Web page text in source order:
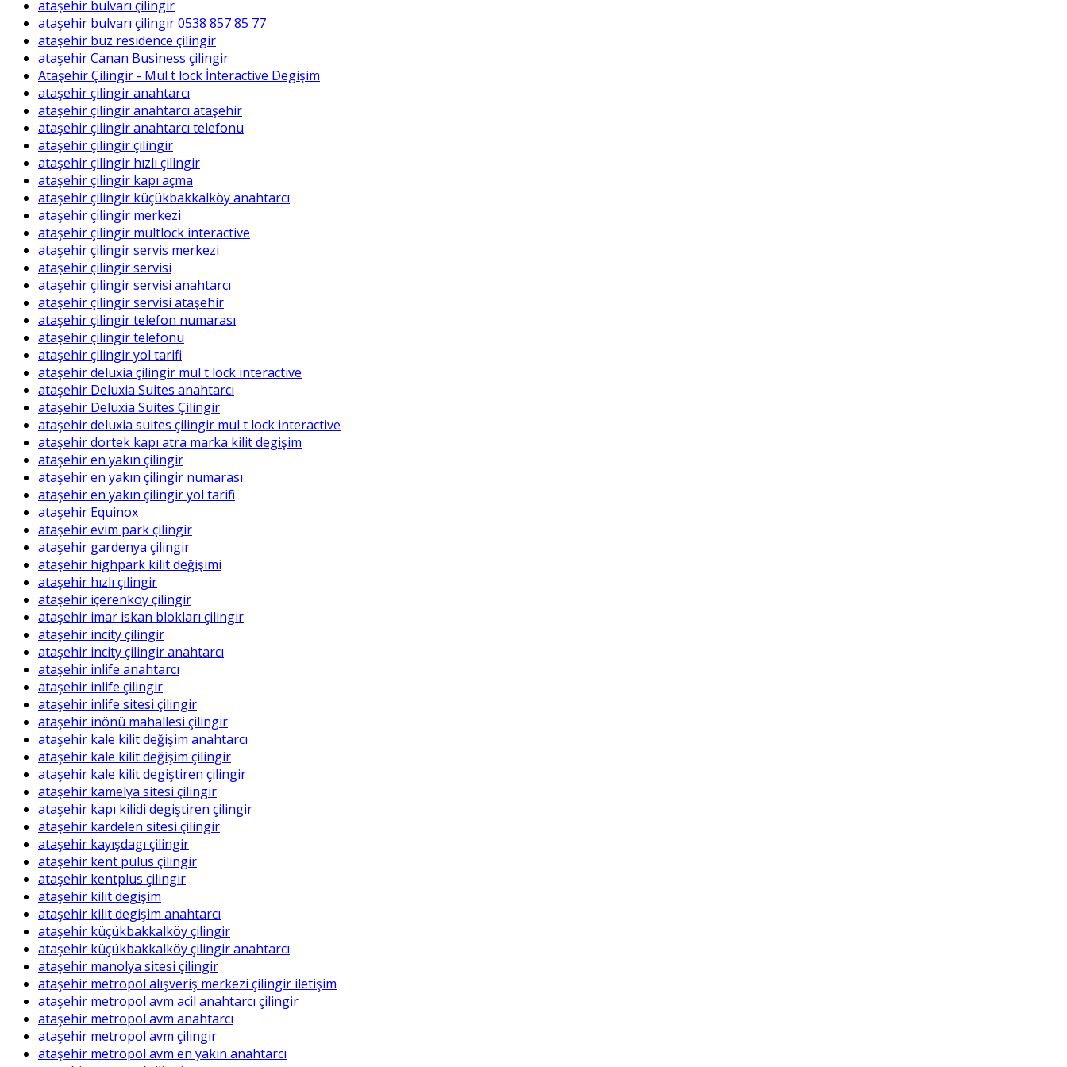
ataşehir bulvarı çilingir
ataşehir bulvarı çilingir 0538 857 85 77
ataşehir buz residence çilingir
ataşehir Canan Business çilingir
Ataşehir Çilingir - Mul t lock İnteractive Degişim
ataşehir çilingir anahtarcı
ataşehir çilingir anahtarcı ataşehir
ataşehir çilingir anahtarcı telefonu
ataşehir çilingir çilingir
ataşehir çilingir hızlı çilingir
ataşehir çilingir kapı açma
ataşehir çilingir küçükbakkalköy anahtarcı
ataşehir çilingir merkezi
ataşehir çilingir multlock interactive
ataşehir çilingir servis merkezi
ataşehir çilingir servisi
ataşehir çilingir servisi anahtarcı
ataşehir çilingir servisi ataşehir
ataşehir çilingir telefon numarası
ataşehir çilingir telefonu
ataşehir çilingir yol tarifi
ataşehir deluxia çilingir mul t lock interactive
ataşehir Deluxia Suites anahtarcı
ataşehir Deluxia Suites Çilingir
ataşehir deluxia suites çilingir mul t lock interactive
ataşehir dortek kapı atra marka kilit degişim
ataşehir en yakın çilingir
ataşehir en yakın çilingir numarası
ataşehir en yakın çilingir yol tarifi
ataşehir Equinox
ataşehir evim park çilingir
ataşehir gardenya çilingir
ataşehir highpark kilit değişimi
ataşehir hızlı çilingir
ataşehir içerenköy çilingir
ataşehir imar iskan blokları çilingir
ataşehir incity çilingir
ataşehir incity çilingir anahtarcı
ataşehir inlife anahtarcı
ataşehir inlife çilingir
ataşehir inlife sitesi çilingir
ataşehir inönü mahallesi çilingir
ataşehir kale kilit değişim anahtarcı
ataşehir kale kilit değişim çilingir
ataşehir kale kilit degiştiren çilingir
ataşehir kamelya sitesi çilingir
ataşehir kapı kilidi degiştiren çilingir
ataşehir kardelen sitesi çilingir
ataşehir kayışdagı çilingir
ataşehir kent pulus çilingir
ataşehir kentplus çilingir
ataşehir kilit degişim
ataşehir kilit degişim anahtarcı
ataşehir küçükbakkalköy çilingir
ataşehir küçükbakkalköy çilingir anahtarcı
ataşehir manolya sitesi çilingir
ataşehir metropol alışveriş merkezi çilingir iletişim
ataşehir metropol avm acil anahtarcı çilingir
ataşehir metropol avm anahtarcı
ataşehir metropol avm çilingir
ataşehir metropol avm en yakın anahtarcı